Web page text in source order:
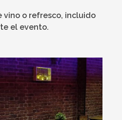
vino o refresco, incluido
el evento.